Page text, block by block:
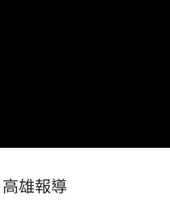
命覺醒！
雄報導